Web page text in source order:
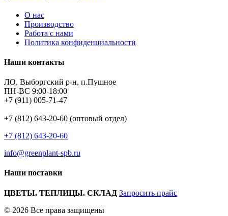
О нас
Производство
Работа с нами
Политика конфиденциальности
Наши контакты
ЛО, Выборгский р-н, п.Пушное
ПН-ВС 9:00-18:00
+7 (911) 005-71-47
+7 (812) 643-20-60 (оптовый отдел)
+7 (812) 643-20-60
info@greenplant-spb.ru
Наши поставки
ЦВЕТЫ. ТЕПЛИЦЫ. СКЛАД Запросить прайс
© 2026 Все права защищены